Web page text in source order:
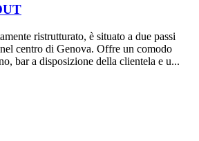
ristrutturato, è situato a due passi
centro di Genova. Offre un comodo
bar a disposizione della clientela e u...